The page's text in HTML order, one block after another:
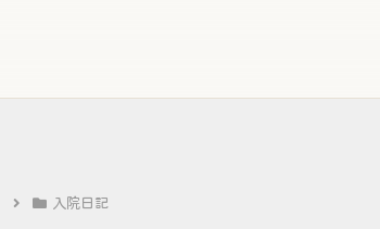
入院日記